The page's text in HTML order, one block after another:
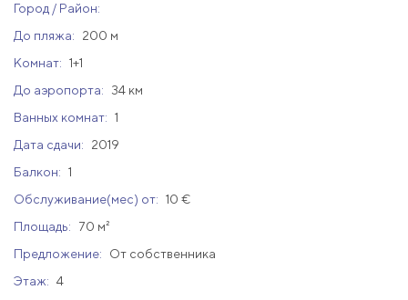
Город / Район:
До пляжа:
200 м
Комнат: 1+1
До аэропорта:
34 км
Ванных комнат: 1
Дата сдачи:
2019
Балкон: 1
Обслуживание(мес) от: 10 €
Площадь:
70 м²
Предложение:
От собственника
Этаж: 4